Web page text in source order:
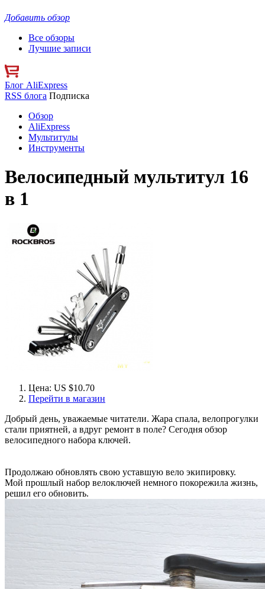
Добавить обзор
Все обзоры
Лучшие записи
Блог AliExpress
RSS блога Подписка
Обзор
AliExpress
Мультитулы
Инструменты
Велосипедный мультитул 16
в 1
Цена: US $10.70
Перейти в магазин
Добрый день, уважаемые читатели. Жара спала, велопрогулки
стали приятней, а вдруг ремонт в поле? Сегодня обзор
велосипедного набора ключей.
Продолжаю обновлять свою уставшую вело экипировку.
Мой прошлый набор велоключей немного покорежила жизнь,
решил его обновить.